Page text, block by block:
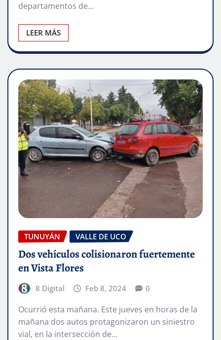
departamentos de…
LEER MÁS
TUNUYÁN VALLE DE UCO
Dos vehículos colisionaron fuertemente
en Vista Flores
8 Digital Feb 8, 2024 0
Ocurrió esta mañana. Este jueves en horas de la
mañana dos autos protagonizaron un siniestro
vial, en la intersección de…